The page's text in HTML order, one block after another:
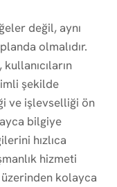
değil, aynı
olmalıdır.
şekilde
ve işlevselliği ön
bilgiye
hızlıca
hizmeti
kolayca